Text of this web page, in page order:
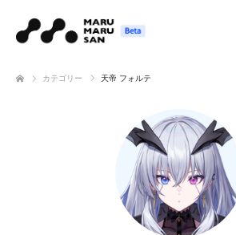
カテゴリー 天帝 フォルテ